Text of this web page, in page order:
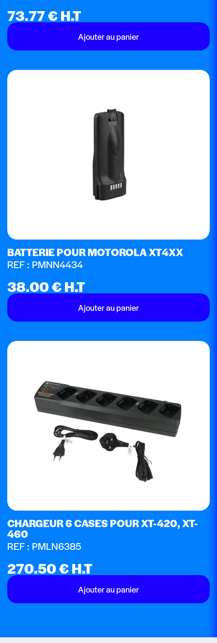
73.77€H.T
Ajouter au panier
BATTERIE POUR MOTOROLA XT4XX
REF : PMNN4434
38.00€H.T
Ajouter au panier
CHARGEUR 6 CASES POUR XT-420, XT-
460
REF : PMLN6385
270.50€H.T
Ajouter au panier